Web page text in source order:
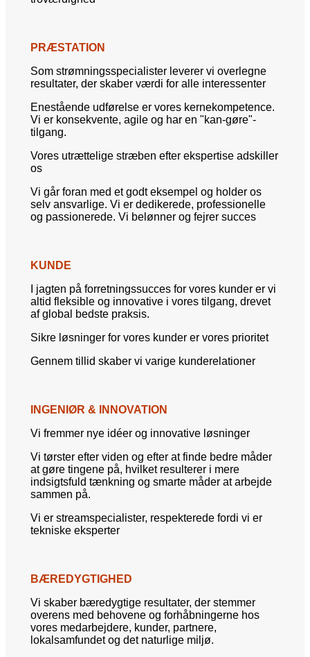
PRÆSTATION
Som strømningsspecialister leverer vi overlegne
resultater, der skaber værdi for alle interessenter
Enestående udførelse er vores kernekompetence.
Vi er konsekvente, agile og har en "kan-gøre"-
tilgang.
Vores utrættelige stræben efter ekspertise adskiller
os
Vi går foran med et godt eksempel og holder os
selv ansvarlige. Vi er dedikerede, professionelle
og passionerede. Vi belønner og fejrer succes
KUNDE
I jagten på forretningssucces for vores kunder er vi
altid fleksible og innovative i vores tilgang, drevet
af global bedste praksis.
Sikre løsninger for vores kunder er vores prioritet
Gennem tillid skaber vi varige kunderelationer
INGENIØR & INNOVATION
Vi fremmer nye idéer og innovative løsninger
Vi tørster efter viden og efter at finde bedre måder
at gøre tingene på, hvilket resulterer i mere
indsigtsfuld tænkning og smarte måder at arbejde
sammen på.
Vi er streamspecialister, respekterede fordi vi er
tekniske eksperter
BÆREDYGTIGHED
Vi skaber bæredygtige resultater, der stemmer
overens med behovene og forhåbningerne hos
vores medarbejdere, kunder, partnere,
lokalsamfundet og det naturlige miljø.